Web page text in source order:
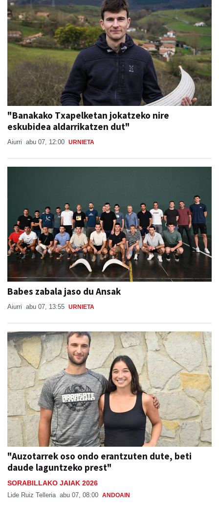
"Banakako Txapelketan jokatzeko nire
eskubidea aldarrikatzen dut"
Aiurri abu 07, 12:00 URNIETA
Babes zabala jaso du Ansak
Aiurri abu 07, 13:55 URNIETA
"Auzotarrek oso ondo erantzuten dute, beti
daude laguntzeko prest"
SORABILLAKO JAIAK 2026
Lide Ruiz Telleria abu 07, 08:00 ANDOAIN